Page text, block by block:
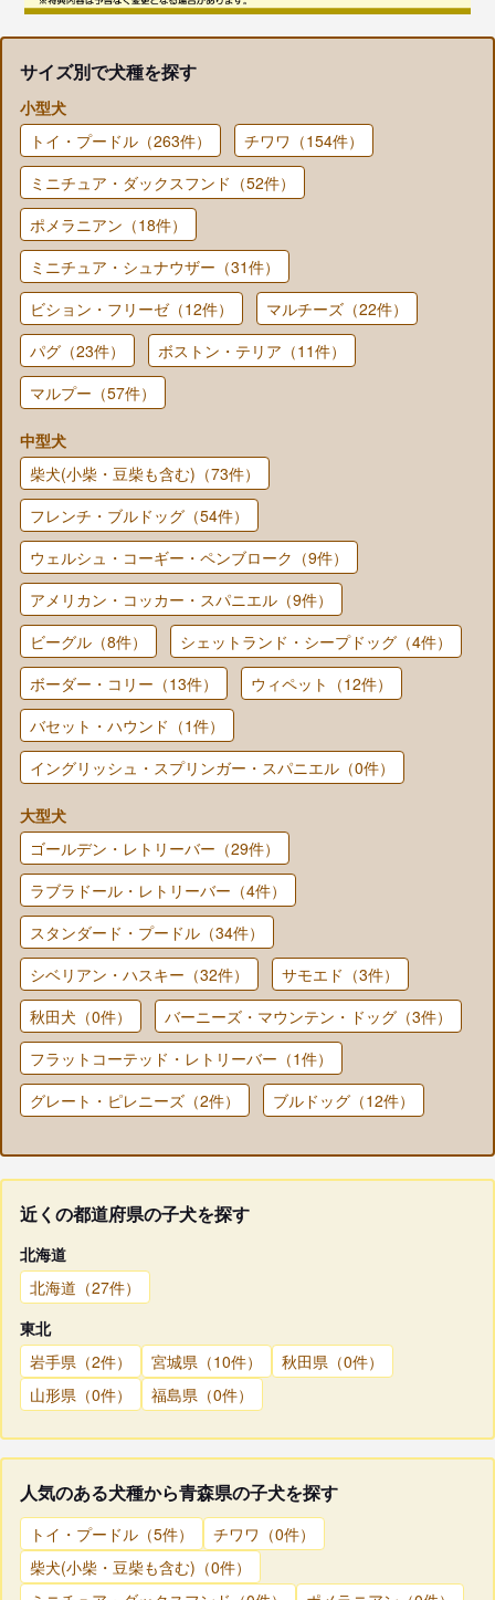
サイズ別で犬種を探す
小型犬
トイ・プードル（263件）
チワワ（154件）
ミニチュア・ダックスフンド（52件）
ポメラニアン（18件）
ミニチュア・シュナウザー（31件）
ビション・フリーゼ（12件）
マルチーズ（22件）
パグ（23件）
ボストン・テリア（11件）
マルプー（57件）
中型犬
柴犬(小柴・豆柴も含む)（73件）
フレンチ・ブルドッグ（54件）
ウェルシュ・コーギー・ペンブローク（9件）
アメリカン・コッカー・スパニエル（9件）
ビーグル（8件）
シェットランド・シープドッグ（4件）
ボーダー・コリー（13件）
ウィペット（12件）
バセット・ハウンド（1件）
イングリッシュ・スプリンガー・スパニエル（0件）
大型犬
ゴールデン・レトリーバー（29件）
ラブラドール・レトリーバー（4件）
スタンダード・プードル（34件）
シベリアン・ハスキー（32件）
サモエド（3件）
秋田犬（0件）
バーニーズ・マウンテン・ドッグ（3件）
フラットコーテッド・レトリーバー（1件）
グレート・ピレニーズ（2件）
ブルドッグ（12件）
近くの都道府県の子犬を探す
北海道
北海道（27件）
東北
岩手県（2件）
宮城県（10件）
秋田県（0件）
山形県（0件）
福島県（0件）
人気のある犬種から青森県の子犬を探す
トイ・プードル（5件）
チワワ（0件）
柴犬(小柴・豆柴も含む)（0件）